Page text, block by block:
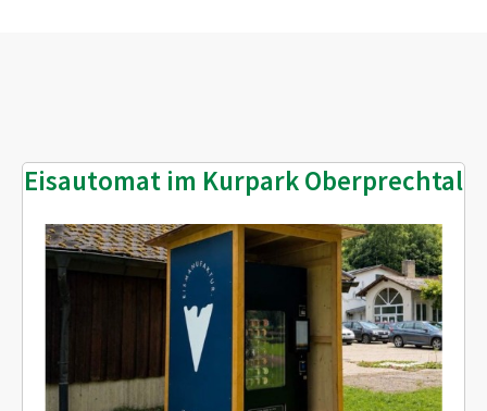
Eisautomat im Kurpark Oberprechtal